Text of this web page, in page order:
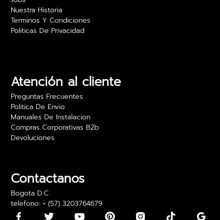
Camilo Rojas
recomiendo para oficinas.
24 abril 2024
Daniela Martínez
doblados. Los pude usar, pero fue algo incómodo
15 mayo 2024
Nuestra Historia
Terminos Y Condiciones
Politicas De Privacidad
Atención al cliente
Preguntas Frecuentes
Politica De Envio
Manuales De Instalacion
Compras Corporativas B2b
Devoluciones
Contactanos
Bogota D.C
telefono: + (57) 3203764679